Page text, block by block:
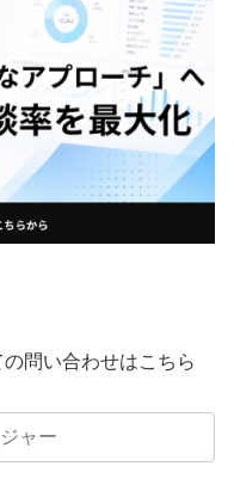
問い合わせはこちら